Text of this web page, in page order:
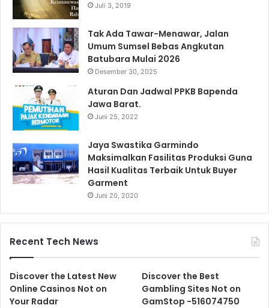
Juli 3, 2019
Tak Ada Tawar-Menawar, Jalan
Umum Sumsel Bebas Angkutan
Batubara Mulai 2026
Desember 30, 2025
Aturan Dan Jadwal PPKB Bapenda
Jawa Barat.
Juni 25, 2022
Jaya Swastika Garmindo
Maksimalkan Fasilitas Produksi Guna
Hasil Kualitas Terbaik Untuk Buyer
Garment
Juni 20, 2020
Recent Tech News
Discover the Latest New
Online Casinos Not on
Your Radar
Discover the Best
Gambling Sites Not on
GamStop -516074750